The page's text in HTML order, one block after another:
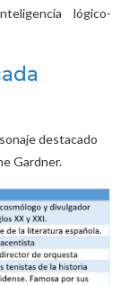
lógico-
destacado
Gardner.